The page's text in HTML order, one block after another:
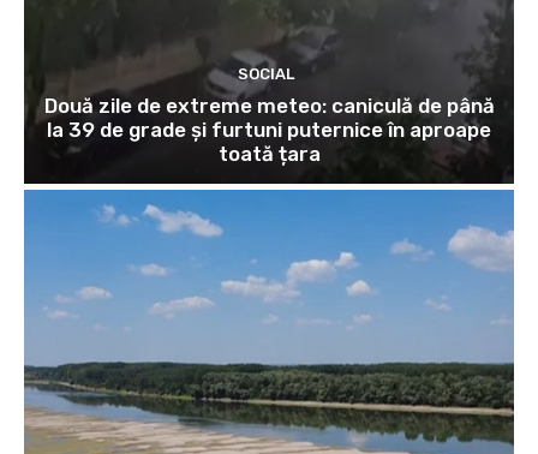
SOCIAL
Două zile de extreme meteo: caniculă de până
la 39 de grade și furtuni puternice în aproape
toată țara